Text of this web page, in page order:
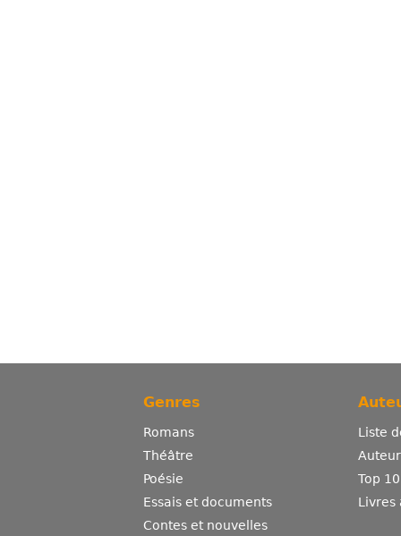
Genres
Romans
Théâtre
Poésie
Essais et documents
Contes et nouvelles
Liste
Top
Livres